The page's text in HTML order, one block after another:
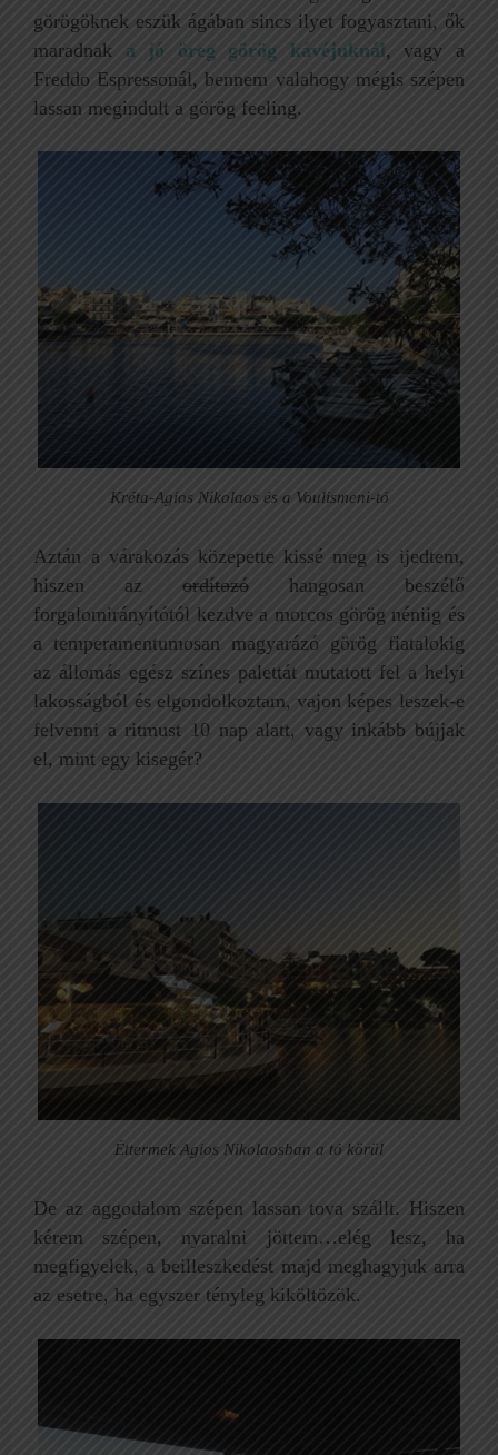
görögöknek eszük ágában sincs ilyet fogyasztani, ők
maradnak a jó öreg görög kávéjuknál, vagy a
Freddo Espressonál, bennem valahogy mégis szépen
lassan megindult a görög feeling.
Kréta-Agios Nikolaos és a Voulismeni-tó
Aztán a várakozás közepette kissé meg is ijedtem,
hiszen az ordítozó hangosan beszélő
forgalomirányítótól kezdve a morcos görög néniig és
a temperamentumosan magyarázó görög fiatalokig
az állomás egész színes palettát mutatott fel a helyi
lakosságból és elgondolkoztam, vajon képes leszek-e
felvenni a ritmust 10 nap alatt, vagy inkább bújjak
el, mint egy kisegér?
Éttermek Agios Nikolaosban a tó körül
De az aggodalom szépen lassan tova szállt. Hiszen
kérem szépen, nyaralni jöttem…elég lesz, ha
megfigyelek, a beilleszkedést majd meghagyjuk arra
az esetre, ha egyszer tényleg kiköltözök.